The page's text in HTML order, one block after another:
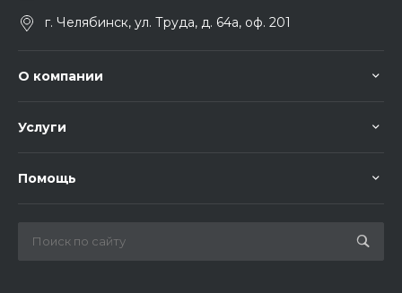
г. Челябинск, ул. Труда, д. 64а, оф. 201
О компании
Услуги
Помощь